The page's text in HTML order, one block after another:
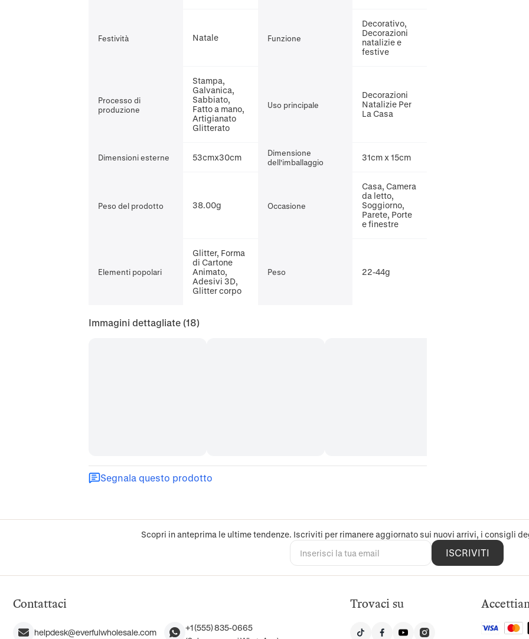
Festività Natale Funzione
Decorativo,
Decorazioni
natalizie e
festive
Processo di
produzione
Stampa,
Galvanica,
Sabbiato,
Fatto a mano,
Artigianato
Glitterato
Uso principale
Decorazioni
Natalizie Per
La Casa
Dimensioni esterne 53cmx30cm
Dimensione
dell'imballaggio
31cm x 15cm
Peso del prodotto 38.00g Occasione
Casa, Camera
da letto,
Soggiorno,
Parete, Porte
e finestre
Elementi popolari
Glitter, Forma
di Cartone
Animato,
Adesivi 3D,
Glitter corpo
Peso 22-44g
Immagini dettagliate (18)
Segnala questo prodotto
Scopri in anteprima le ultime tendenze. Iscriviti per rimanere aggiornato sui nuovi arrivi, i consigli
ISCRIVITI
Contattaci
helpdesk@everfulwholesale.com +1 (555) 835-0665
Trovaci su